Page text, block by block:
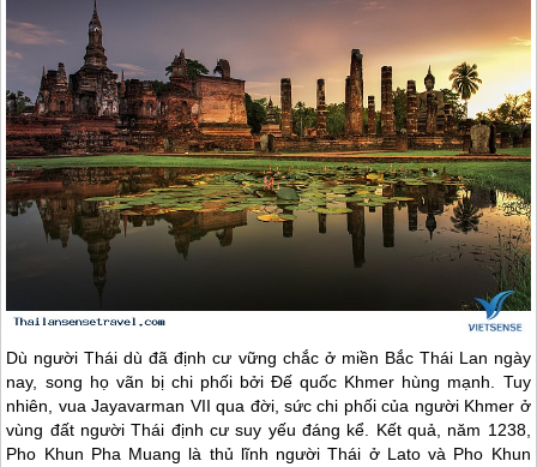
Dù người Thái dù đã định cư vững chắc ở miền Bắc Thái Lan ngày
nay, song họ vãn bị chi phối bởi Đế quốc Khmer hùng mạnh. Tuy
nhiên, vua Jayavarman VII qua đời, sức chi phối của người Khmer ở
vùng đất người Thái định cư suy yếu đáng kể. Kết quả, năm 1238,
Pho Khun Pha Muang là thủ lĩnh người Thái ở Lato và Pho Khun